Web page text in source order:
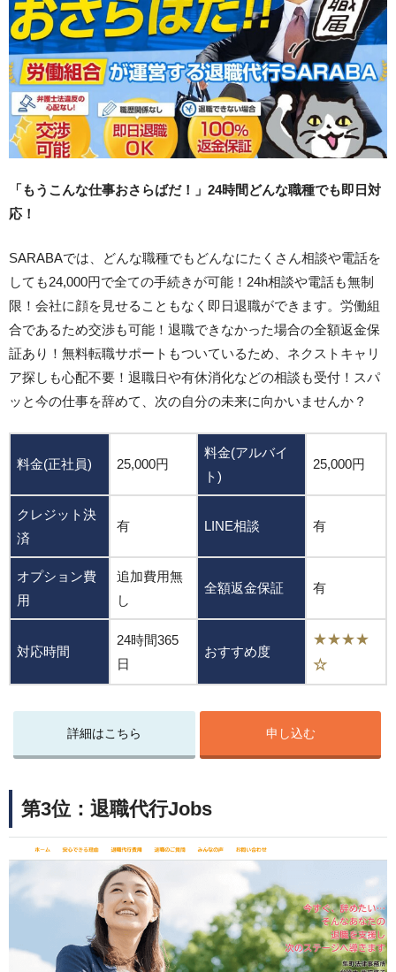
「もうこんな仕事おさらばだ！」24時間どんな職種でも即日対
応！
SARABAでは、どんな職種でもどんなにたくさん相談や電話を
しても24,000円で全ての手続きが可能！24h相談や電話も無制
限！会社に顔を見せることもなく即日退職ができます。労働組
合であるため交渉も可能！退職できなかった場合の全額返金保
証あり！無料転職サポートもついているため、ネクストキャリ
ア探しも心配不要！退職日や有休消化などの相談も受付！スパ
ッと今の仕事を辞めて、次の自分の未来に向かいませんか？
料金(正社員) 25,000円
料金(アルバイ
ト)
25,000円
クレジット決
済
有 LINE相談 有
オプション費
用
追加費用無
し
全額返金保証 有
対応時間
24時間365
日
おすすめ度
★★★★
☆
詳細はこちら 申し込む
第3位：退職代行Jobs